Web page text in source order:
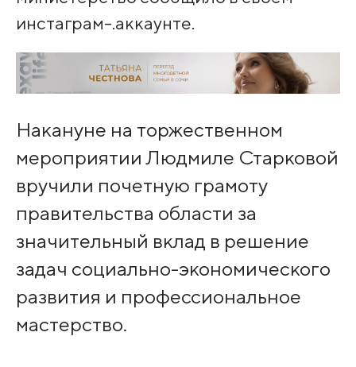
инстаграм-.аккаунте.
Накануне на торжественном
мероприятии Людмиле Старковой
вручили почетную грамоту
правительства области за
значительный вклад в решение
задач социально-экономического
развития и профессиональное
мастерство.